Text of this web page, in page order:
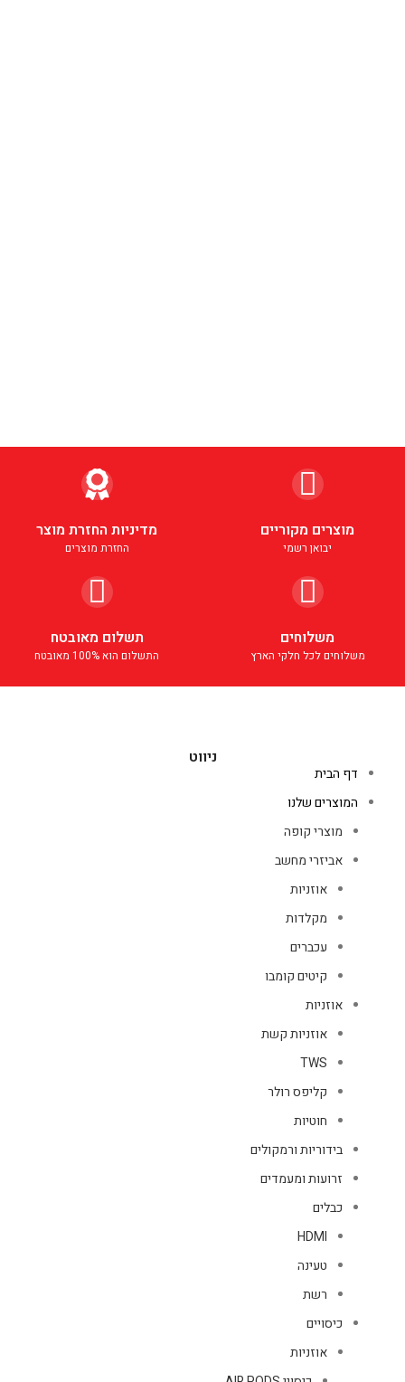
מוצרים מקוריים
יבואן רשמי
מדיניות החזרת מוצר
החזרת מוצרים
משלוחים
משלוחים לכל חלקי הארץ
תשלום מאובטח
התשלום הוא 100% מאובטח
ניווט
דף הבית
המוצרים שלנו
מוצרי קופה
אביזרי מחשב
אוזניות
מקלדות
עכברים
קיטים קומבו
אוזניות
אוזניות קשת
TWS
קליפס רולר
חוטיות
בידוריות ורמקולים
זרועות ומעמדים
כבלים
HDMI
טעינה
רשת
כיסויים
אוזניות